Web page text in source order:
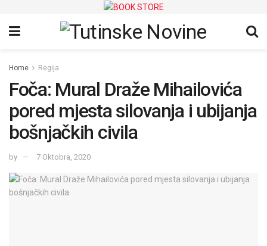
Home Regija
Foča: Mural Draže Mihailovića
pored mjesta silovanja i ubijanja
bošnjačkih civila
by 7 Oktobra, 2020